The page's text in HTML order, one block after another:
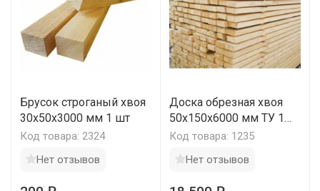
Брусок строганый хвоя
30x50x3000 мм 1 шт
Код товара: 2324
Нет отзывов
Доска обрезная хвоя
50х150х6000 мм ТУ 1
сорт 1 м3
Код товара: 1235
Нет отзывов